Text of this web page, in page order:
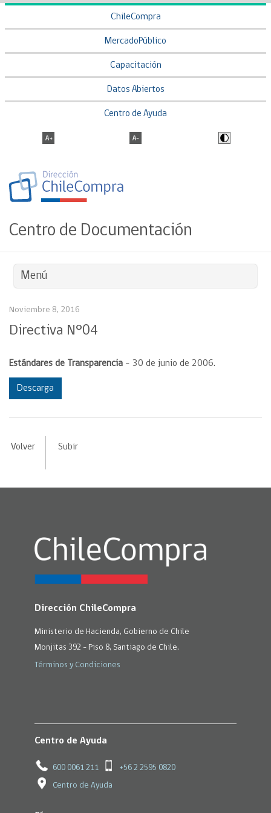
ChileCompra
MercadoPúblico
Capacitación
Datos Abiertos
Centro de Ayuda
Centro de Documentación
Menú
Noviembre 8, 2016
Directiva N°04
Estándares de Transparencia – 30 de junio de 2006.
Descarga
Volver Subir
Dirección ChileCompra
Ministerio de Hacienda, Gobierno de Chile
Monjitas 392 - Piso 8, Santiago de Chile.
Términos y Condiciones
Centro de Ayuda
600 0061 211 +56 2 2595 0820
Centro de Ayuda